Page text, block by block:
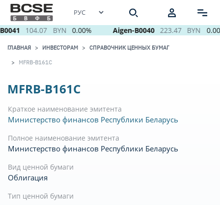
104.07 BYN 0.00% Aigen-B0040 223.47 BYN
ГЛАВНАЯ ИНВЕСТОРАМ СПРАВОЧНИК ЦЕННЫХ БУМАГ
MFRB-B161C
MFRB-B161C
Краткое наименование эмитента
Министерство финансов Республики Беларусь
Полное наименование эмитента
Министерство финансов Республики Беларусь
Вид ценной бумаги
Облигация
Тип ценной бумаги